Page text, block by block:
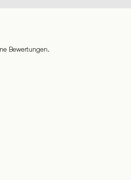
Bewertungen.